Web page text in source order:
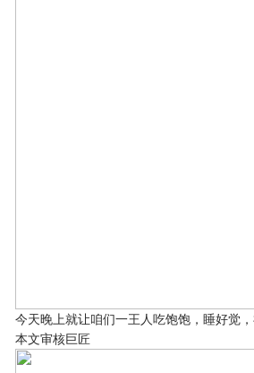
今天晚上就让咱们一王人吃饱饱，睡好觉，
本文审核巨匠